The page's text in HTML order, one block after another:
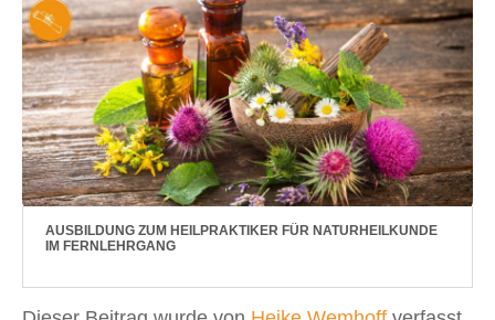
AUSBILDUNG ZUM HEILPRAKTIKER FÜR NATURHEILKUNDE
IM FERNLEHRGANG